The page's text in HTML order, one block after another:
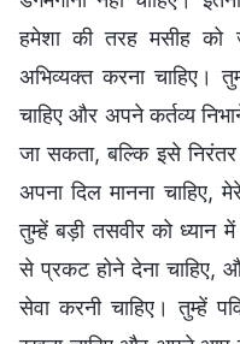
हमेशा की तरह मसीह को
अभिव्यक्त करना चाहिए।
चाहिए और अपने कर्तव्य
जा सकता, बल्कि इसे
अपना दिल मानना चाहिए,
तुम्हें बड़ी तसवीर को ध्यान
से प्रकट होने देना चाहिए,
सेवा करनी चाहिए। तुम्हें